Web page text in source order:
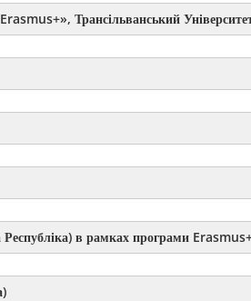
Erasmus+», Трансільванський
в рамках програми